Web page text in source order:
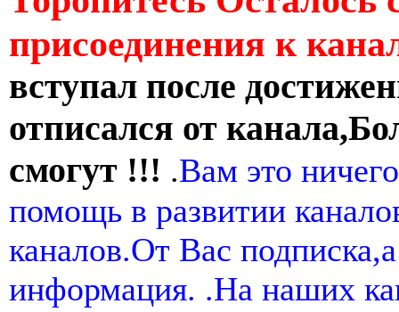
присоединения к
вступал после
отписался от
смогут !!! .Вам это
помощь в развитии
каналов.От Вас
информация. .На наших